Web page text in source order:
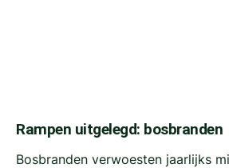
Rampen uitgelegd: bosbranden
Bosbranden verwoesten jaarlijks